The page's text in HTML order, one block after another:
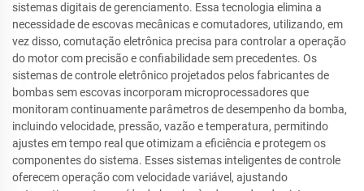
sistemas digitais de gerenciamento. Essa tecnologia elimina a
necessidade de escovas mecânicas e comutadores, utilizando, em
vez disso, comutação eletrônica precisa para controlar a operação
do motor com precisão e confiabilidade sem precedentes. Os
sistemas de controle eletrônico projetados pelos fabricantes de
bombas sem escovas incorporam microprocessadores que
monitoram continuamente parâmetros de desempenho da bomba,
incluindo velocidade, pressão, vazão e temperatura, permitindo
ajustes em tempo real que otimizam a eficiência e protegem os
componentes do sistema. Esses sistemas inteligentes de controle
oferecem operação com velocidade variável, ajustando